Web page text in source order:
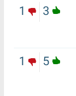
3
1
5
1